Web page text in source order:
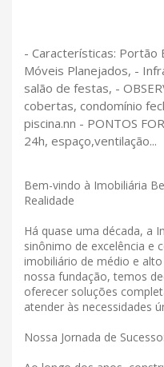
- Características: Portão
Móveis Planejados, -
salão de festas, -
cobertas, condomínio
piscina.nn - PONTOS
24h, espaço,ventilação...
Bem-vindo à Imobiliária
Realidade
Há quase uma década, a
sinônimo de excelência e
imobiliário de médio e
nossa fundação, temos
oferecer soluções
atender às necessidades
Nossa Jornada de Sucesso: